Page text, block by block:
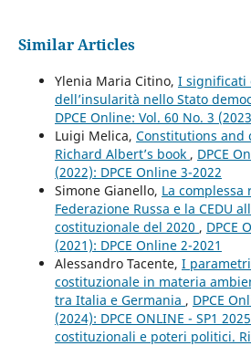
Similar Articles
Ylenia Maria Citino, I significati
dell’insularità nello Stato
DPCE Online: Vol. 60 No. 3
Luigi Melica, Constitutions and
Richard Albert’s book , DPCE
(2022): DPCE Online 3-2022
Simone Gianello, La complessa
Federazione Russa e la CEDU
costituzionale del 2020 , DPCE
(2021): DPCE Online 2-2021
Alessandro Tacente, I
costituzionale in materia
tra Italia e Germania , DPCE
(2024): DPCE ONLINE - SP1
costituzionali e poteri politici.